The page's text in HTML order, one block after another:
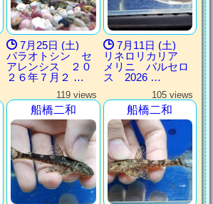
7月25日 (土)
パラオトシン セ
アレンシス ２０
２６年７月２ …
7月11日 (土)
リネロリカリア
メリニ バルセロ
ス 2026 …
119 views
船橋二和
105 views
船橋二和